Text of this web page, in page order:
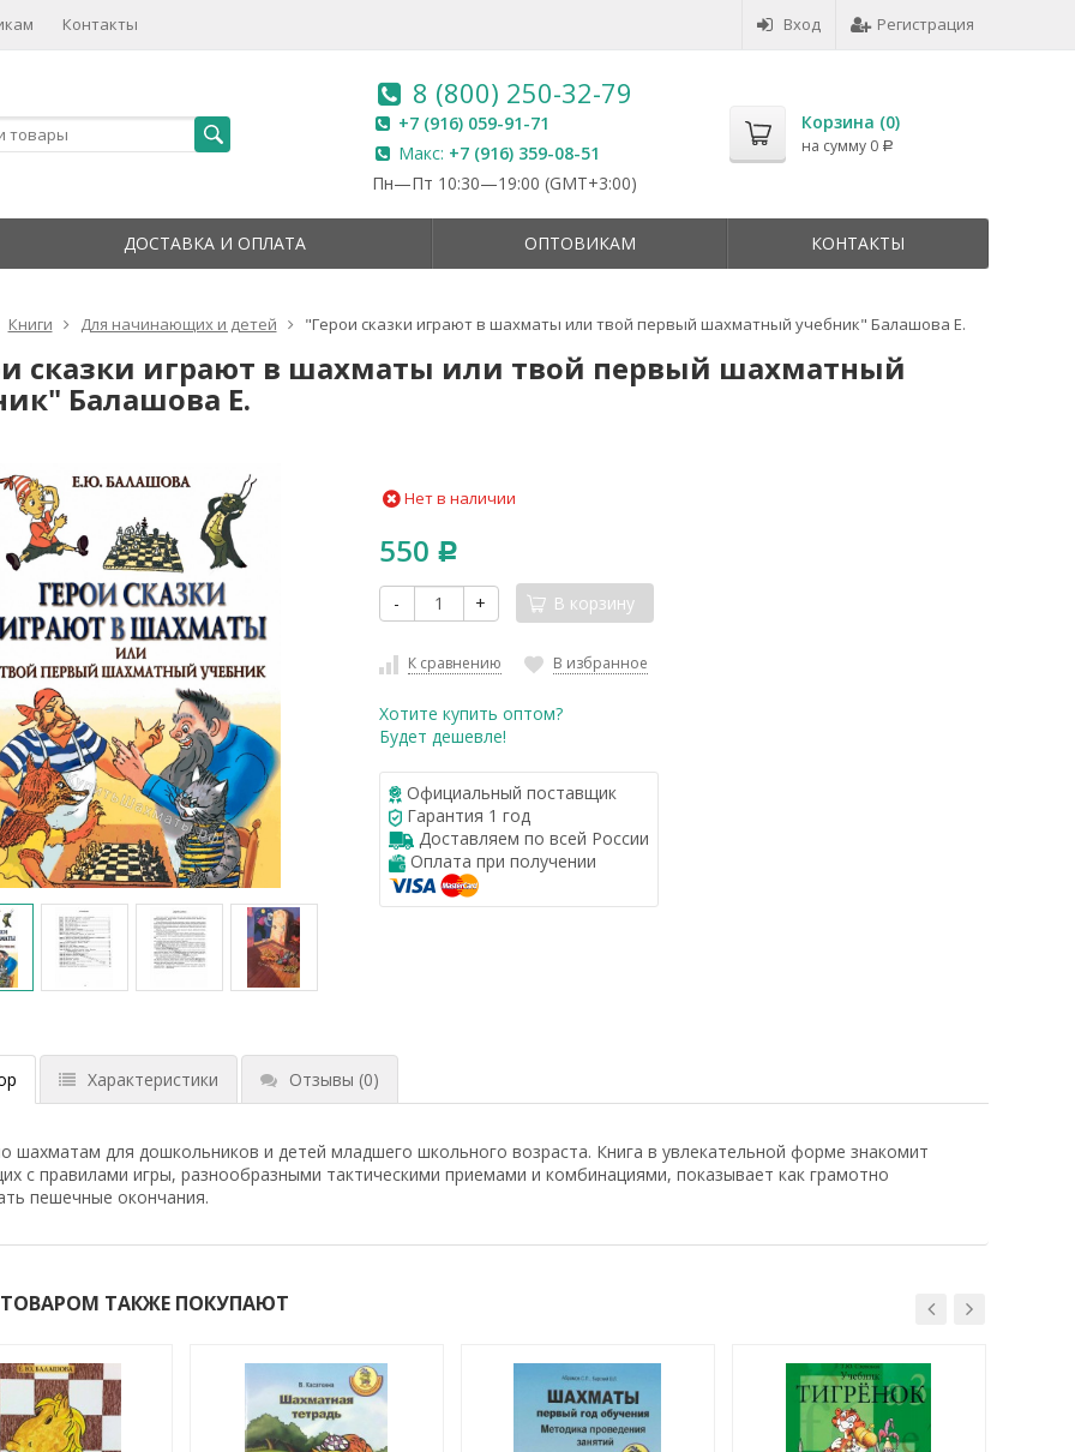
Вход Регистрация
Контакты
8 (800) 250-32-79
+7 (916) 059-91-71
Макс: +7 (916) 359-08-51
Пн—Пт 10:30—19:00 (GMT+3:00)
Корзина (0)
на сумму 0 Р
ДОСТАВКА И ОПЛАТА ОПТОВИКАМ КОНТАКТЫ
Книги Для начинающих и детей "Герои сказки играют в шахматы или твой первый шахматный учебник" Балашова Е.
сказки играют в шахматы или твой первый шахматный
Балашова Е.
Нет в наличии
550 Р
- + В корзину
К сравнению В избранное
Хотите купить оптом?
Будет дешевле!
Официальный поставщик
Гарантия 1 год
Доставляем по всей России
Оплата при получении
Характеристики Отзывы (0)
шахматам для дошкольников и детей младшего школьного возраста. Книга в увлекательной форме знакомит
с правилами игры, разнообразными тактическими приемами и комбинациями, показывает как грамотно
пешечные окончания.
ТАКЖЕ ПОКУПАЮТ